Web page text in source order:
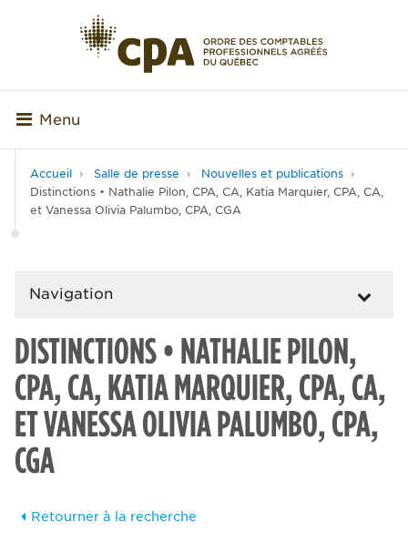
Menu
Accueil Salle de presse
Nouvelles et publications
Distinctions • Nathalie Pilon, CPA, CA, Katia Marquier, CPA, CA,
et Vanessa Olivia Palumbo, CPA, CGA
Navigation
DISTINCTIONS • NATHALIE PILON,
CPA, CA, KATIA MARQUIER, CPA, CA,
ET VANESSA OLIVIA PALUMBO, CPA,
CGA
Retourner à la recherche